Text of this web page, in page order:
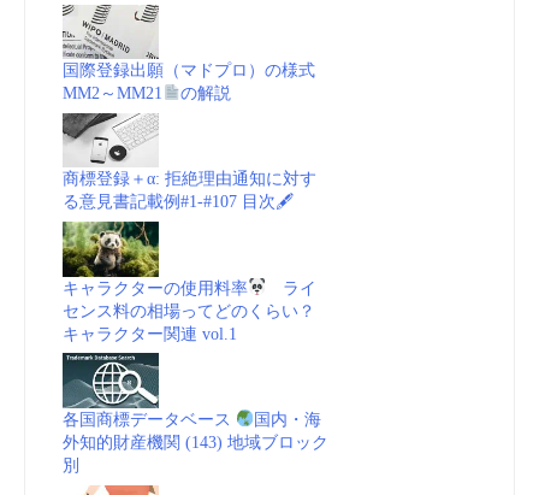
国際登録出願（マドプロ）の様式
MM2～MM21
の解説
商標登録＋α: 拒絶理由通知に対す
る意見書記載例#1-#107 目次🖋
キャラクターの使用料率
ライ
センス料の相場ってどのくらい？
キャラクター関連 vol.1
各国商標データベース
国内・海
外知的財産機関 (143) 地域ブロック
別